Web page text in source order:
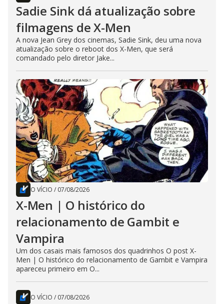
Sadie Sink dá atualização sobre
filmagens de X-Men
A nova Jean Grey dos cinemas, Sadie Sink, deu uma nova
atualização sobre o reboot dos X-Men, que será
comandado pelo diretor Jake...
O VÍCIO / 07/08/2026
X-Men | O histórico do
relacionamento de Gambit e
Vampira
Um dos casais mais famosos dos quadrinhos O post X-
Men | O histórico do relacionamento de Gambit e Vampira
apareceu primeiro em O...
O VÍCIO / 07/08/2026